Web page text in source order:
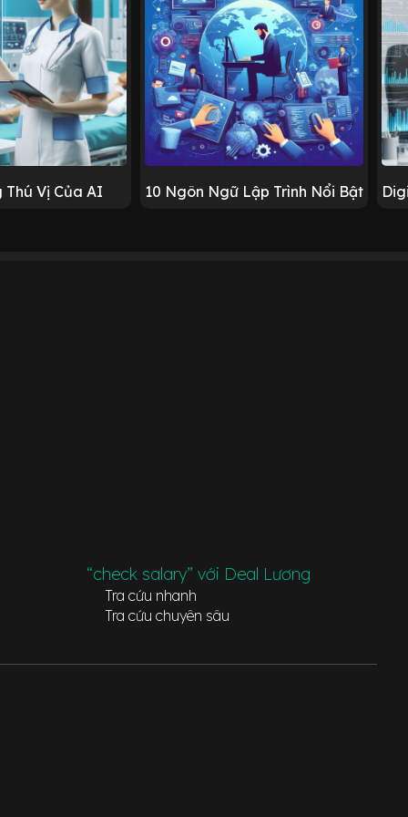
Thú Vị Của AI 10 Ngôn Ngữ Lập Trình Nổi Bật
“check salary” với Deal Lương
Tra cứu nhanh
Tra cứu chuyên sâu